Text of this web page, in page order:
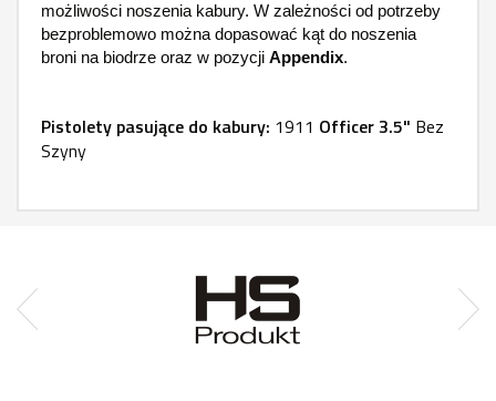
możliwości noszenia kabury. W zależności od potrzeby
bezproblemowo można dopasować kąt do noszenia
broni na biodrze oraz w pozycji Appendix.
Pistolety pasujące do kabury: 1911 Officer 3.5" Bez
Szyny